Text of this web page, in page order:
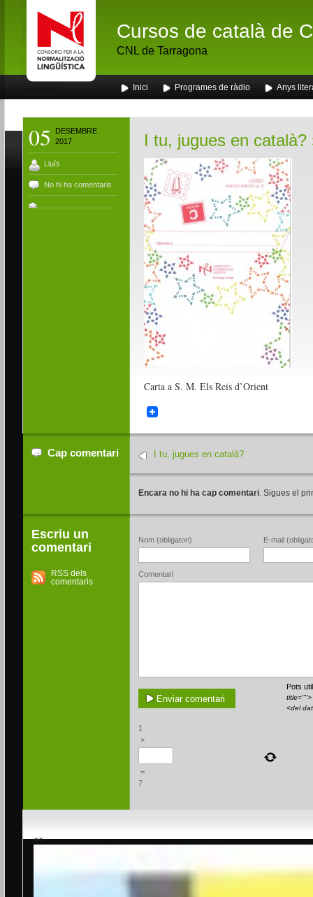
Cursos de català de
CNL de Tarragona
Inici Programes de ràdio Anys
05
DESEMBRE
2017
Lluís
No hi ha comentaris
I tu, jugues en català?
Carta a S. M. Els Reis d’Orient
Cap comentari I tu, jugues en català?
Encara no hi ha cap comentari. Sigues el
Escriu un
comentari
RSS dels
comentaris
Nom (obligatori) E-mail
Comentari
Pots
<del
1
×
=
7
<<